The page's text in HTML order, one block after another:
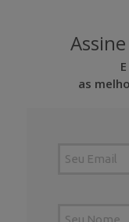
as